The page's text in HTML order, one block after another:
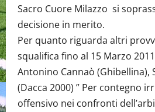
Sacro Cuore Milazzo si
decisione in merito.
Per quanto riguarda altri
squalifica fino al 15 Marzo
Antonino Cannaò (Ghibellina),
(Dacca 2000) ” Per contegno
offensivo nei confronti